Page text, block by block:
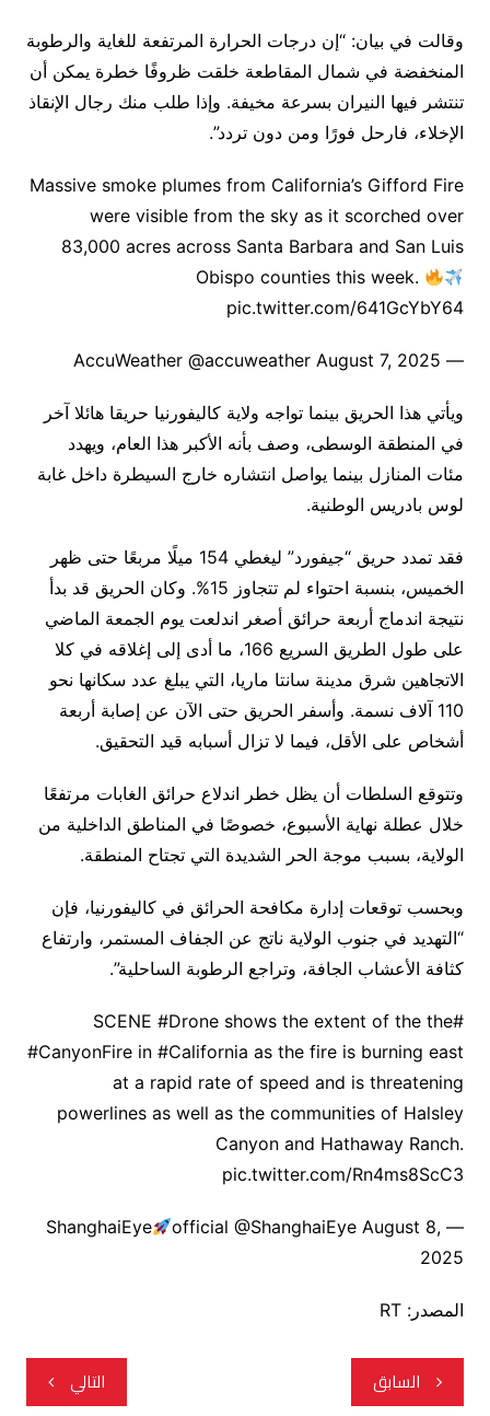
وقالت في بيان: “إن درجات الحرارة المرتفعة للغاية والرطوبة
المنخفضة في شمال المقاطعة خلقت ظروفًا خطرة يمكن أن
تنتشر فيها النيران بسرعة مخيفة. وإذا طلب منك رجال الإنقاذ
الإخلاء، فارحل فورًا ومن دون تردد”.
Massive smoke plumes from California’s Gifford Fire
were visible from the sky as it scorched over
83,000 acres across Santa Barbara and San Luis
Obispo counties this week.
pic.twitter.com/641GcYbY64
— AccuWeather @accuweather August 7, 2025
ويأتي هذا الحريق بينما تواجه ولاية كاليفورنيا حريقا هائلا آخر
في المنطقة الوسطى، وصف بأنه الأكبر هذا العام، ويهدد
مئات المنازل بينما يواصل انتشاره خارج السيطرة داخل غابة
لوس بادريس الوطنية.
فقد تمدد حريق “جيفورد” ليغطي 154 ميلًا مربعًا حتى ظهر
الخميس، بنسبة احتواء لم تتجاوز 15%. وكان الحريق قد بدأ
نتيجة اندماج أربعة حرائق أصغر اندلعت يوم الجمعة الماضي
على طول الطريق السريع 166، ما أدى إلى إغلاقه في كلا
الاتجاهين شرق مدينة سانتا ماريا، التي يبلغ عدد سكانها نحو
110 آلاف نسمة. وأسفر الحريق حتى الآن عن إصابة أربعة
أشخاص على الأقل، فيما لا تزال أسبابه قيد التحقيق.
وتتوقع السلطات أن يظل خطر اندلاع حرائق الغابات مرتفعًا
خلال عطلة نهاية الأسبوع، خصوصًا في المناطق الداخلية من
الولاية، بسبب موجة الحر الشديدة التي تجتاح المنطقة.
وبحسب توقعات إدارة مكافحة الحرائق في كاليفورنيا، فإن
“التهديد في جنوب الولاية ناتج عن الجفاف المستمر، وارتفاع
كثافة الأعشاب الجافة، وتراجع الرطوبة الساحلية”.
#SCENE #Drone shows the extent of the the
#CanyonFire in #California as the fire is burning east
at a rapid rate of speed and is threatening
powerlines as well as the communities of Halsley
Canyon and Hathaway Ranch.
pic.twitter.com/Rn4ms8ScC3
— ShanghaiEye
official @ShanghaiEye August 8,
2025
المصدر: RT
تصفّح
السابق التالي